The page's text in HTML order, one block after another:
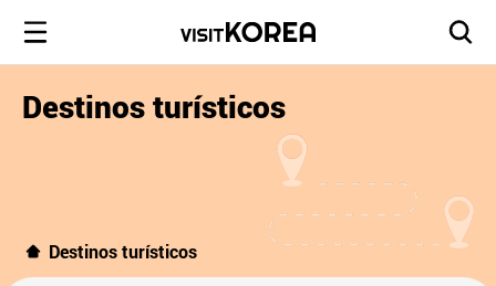
Destinos turísticos
Destinos turísticos